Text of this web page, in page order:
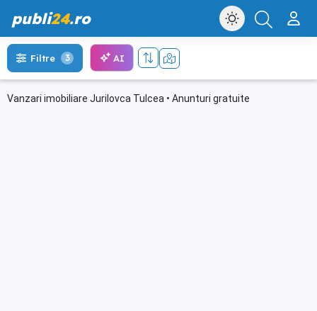
publi24.ro
Vanzari imobiliare Jurilovca Tulcea • Anunturi gratuite
Filtre 3 AI